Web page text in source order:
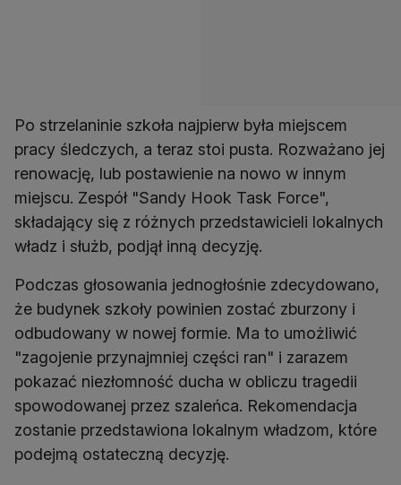
Po strzelaninie szkoła najpierw była miejscem
pracy śledczych, a teraz stoi pusta. Rozważano jej
renowację, lub postawienie na nowo w innym
miejscu. Zespół "Sandy Hook Task Force",
składający się z różnych przedstawicieli lokalnych
władz i służb, podjął inną decyzję.
Podczas głosowania jednogłośnie zdecydowano,
że budynek szkoły powinien zostać zburzony i
odbudowany w nowej formie. Ma to umożliwić
"zagojenie przynajmniej części ran" i zarazem
pokazać niezłomność ducha w obliczu tragedii
spowodowanej przez szaleńca. Rekomendacja
zostanie przedstawiona lokalnym władzom, które
podejmą ostateczną decyzję.